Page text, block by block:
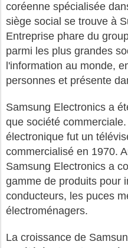
coréenne spécialisée
siège social se trouve à
Entreprise phare du
parmi les plus grandes
l'information au monde,
personnes et présente
Samsung Electronics a
que société
électronique fut un
commercialisé en 1970.
Samsung Electronics a
gamme de produits pour
conducteurs, les puces
électroménagers.
La croissance de